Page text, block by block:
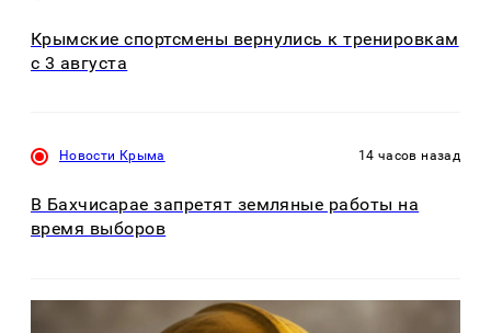
Крымские спортсмены вернулись к тренировкам
с 3 августа
Новости Крыма 14 часов назад
В Бахчисарае запретят земляные работы на
время выборов